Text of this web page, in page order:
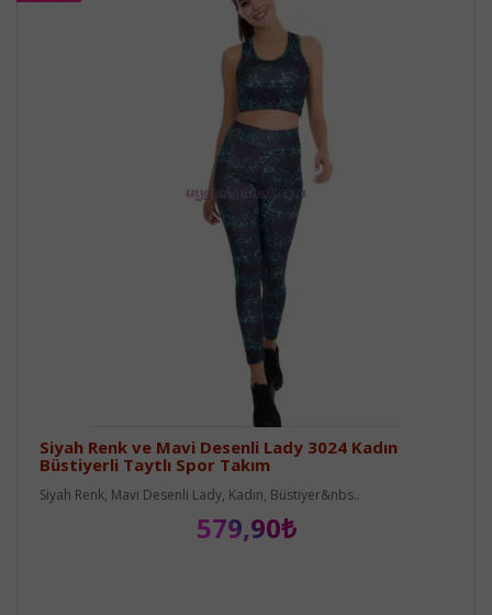
Siyah Renk ve Mavi Desenli Lady 3024 Kadın
Büstiyerli Taytlı Spor Takım
Siyah Renk, Mavi Desenli Lady, Kadın, Büstiyer&nbs..
579,90₺